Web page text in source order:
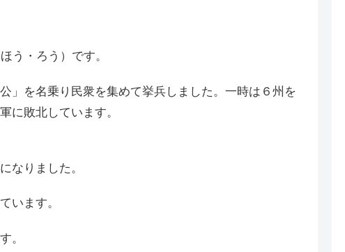
う・ろう）です。
」を名乗り民衆を集めて挙兵しました。一時は６州を
に敗北しています。
なりました。
います。
。